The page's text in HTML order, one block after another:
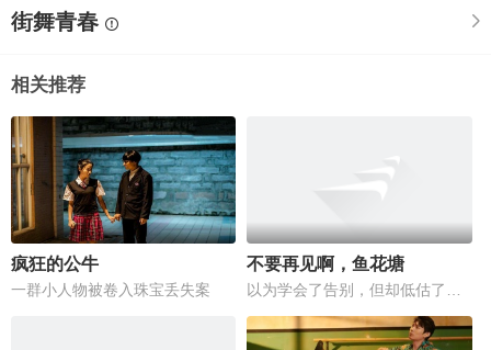
街舞青春
相关推荐
疯狂的公牛
一群小人物被卷入珠宝丢失案
不要再见啊，鱼花塘